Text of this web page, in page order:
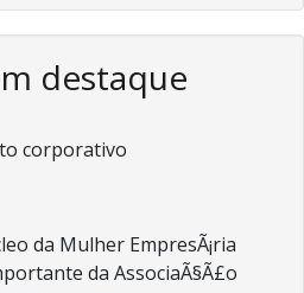
destaque
corporativo
da Mulher EmpresÃ¡ria
da AssociaÃ§Ã£o